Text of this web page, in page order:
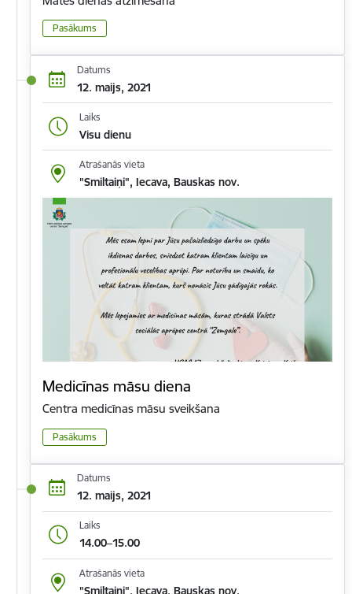
Pasākums
Datums
12. maijs, 2021
Laiks
Visu dienu
Atrašanās vieta
"Smiltaiņi", Iecava, Bauskas nov.
Medicīnas māsu diena
Centra medicīnas māsu sveikšana
Pasākums
Datums
12. maijs, 2021
Laiks
14.00–15.00
Atrašanās vieta
"Smiltaiņi", Iecava, Bauskas nov.